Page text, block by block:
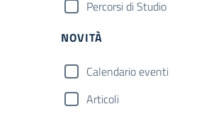
Percorsi di Studio
NOVITÀ
Calendario eventi
Articoli